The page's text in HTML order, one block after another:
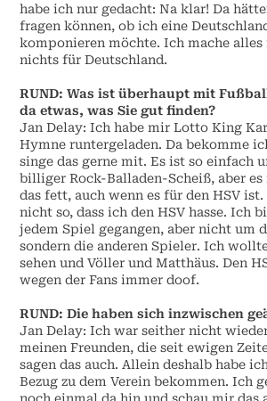
habe ich nur gedacht: Na klar! Da
fragen können, ob ich eine
komponieren möchte. Ich mache
nichts für Deutschland.
RUND: Was ist überhaupt mit
da etwas, was Sie gut finden?
Jan Delay: Ich habe mir Lotto King
Hymne runtergeladen. Da bekomme
singe das gerne mit. Es ist so einfach
billiger Rock-Balladen-Scheiß, aber
das fett, auch wenn es für den HSV ist.
nicht so, dass ich den HSV hasse. Ich
jedem Spiel gegangen, aber nicht um
sondern die anderen Spieler. Ich
sehen und Völler und Matthäus. Den
wegen der Fans immer doof.
RUND: Die haben sich inzwischen
Jan Delay: Ich war seither nicht
meinen Freunden, die seit ewigen
sagen das auch. Allein deshalb habe
Bezug zu dem Verein bekommen. Ich